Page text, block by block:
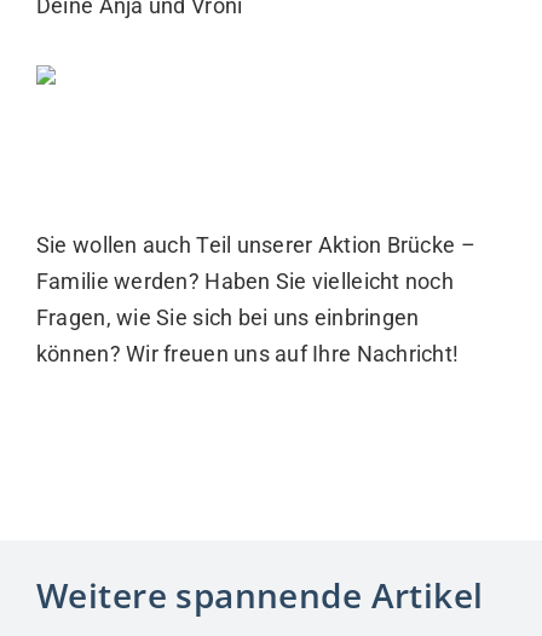
Sie wollen auch Teil unserer Aktion Brücke –
Familie werden? Haben Sie vielleicht noch
Fragen, wie Sie sich bei uns einbringen
können? Wir freuen uns auf Ihre Nachricht!
Weitere spannende Artikel